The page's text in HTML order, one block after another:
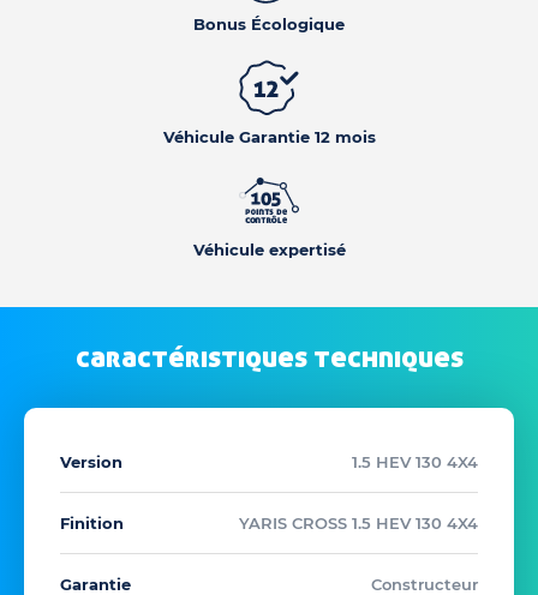
Bonus Écologique
Véhicule Garantie 12 mois
Véhicule expertisé
caractéristiques techniques
Version 1.5 HEV 130 4X4
Finition YARIS CROSS 1.5 HEV 130 4X4
Garantie Constructeur